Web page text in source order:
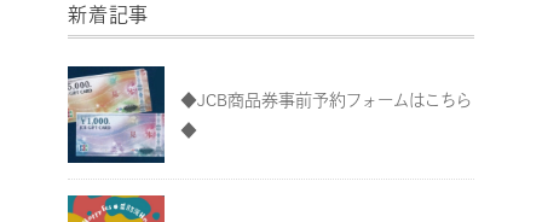
新着記事
◆JCB商品券事前予約フォームはこちら
◆